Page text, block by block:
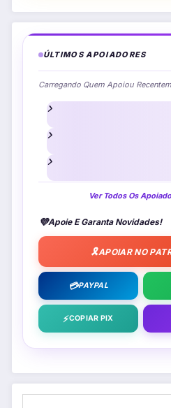
ÚLTIMOS APOIADORES
Carregando Quem Apoiou
Ver Todos Os
💜Apoie E Garanta Novidades!
🎗️APOIAR NO
💳PAYPAL
⚡COPIAR PIX